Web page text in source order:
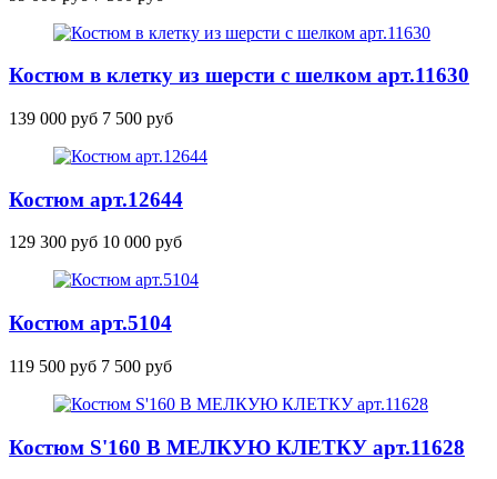
Костюм в клетку из шерсти с шелком арт.11630
139 000 руб 7 500 руб
Костюм арт.12644
129 300 руб 10 000 руб
Костюм арт.5104
119 500 руб 7 500 руб
Костюм S'160 В МЕЛКУЮ КЛЕТКУ арт.11628